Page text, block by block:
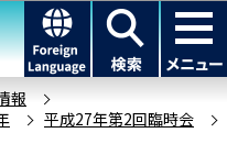
へ移動
報
平成27年第2回臨時会